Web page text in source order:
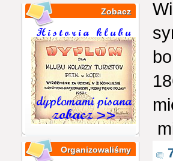
Zobacz
Organizowaliśmy